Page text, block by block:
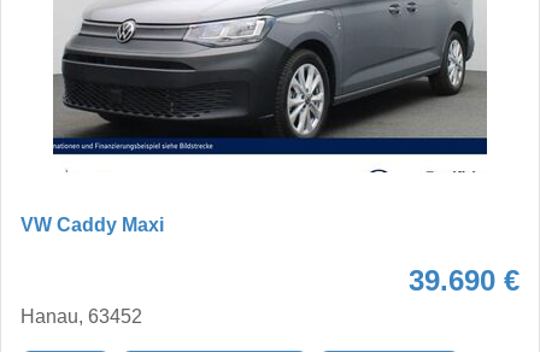
VW Caddy Maxi
39.690 €
Hanau, 63452